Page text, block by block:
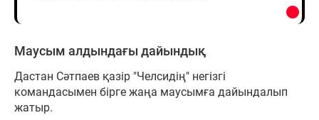
Маусым алдындағы дайындық
Дастан Сәтпаев қазір "Челсидің" негізгі
командасымен бірге жаңа маусымға дайындалып
жатыр.